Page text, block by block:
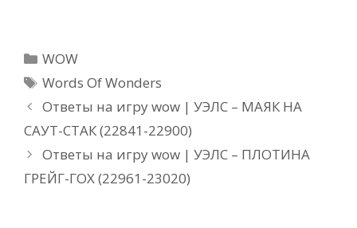
Рубрики
WOW
Метки
Words Of Wonders
Ответы на игру wow | УЭЛС – МАЯК НА
САУТ-СТАК (22841-22900)
Ответы на игру wow | УЭЛС – ПЛОТИНА
ГРЕЙГ-ГОХ (22961-23020)